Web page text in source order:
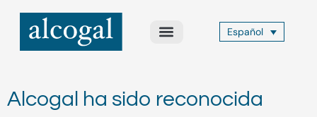
contenido
Español
Alcogal ha sido reconocida